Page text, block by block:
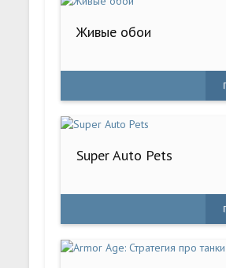
Живые обои
Super Auto Pets